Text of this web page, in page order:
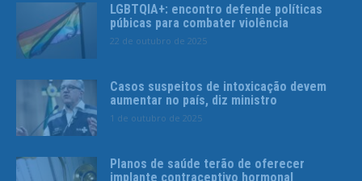
LGBTQIA+: encontro defende políticas
púbicas para combater violência
22 de outubro de 2025
Casos suspeitos de intoxicação devem
aumentar no país, diz ministro
1 de outubro de 2025
Planos de saúde terão de oferecer
implante contraceptivo hormonal